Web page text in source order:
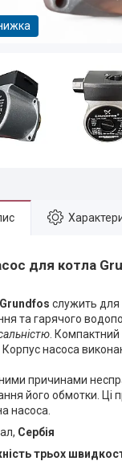
для котла
Grundfos служить для
та гарячого
.
Корпус насоса
причинами
його обмотки. Ці
насоса.
Сербія
трьох